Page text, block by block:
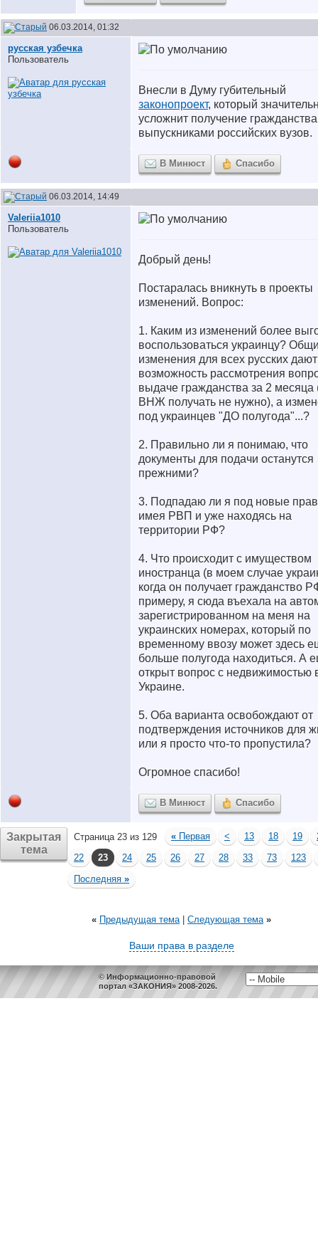
06.03.2014, 01:32
русская узбечка
Пользователь
Внесли в Думу губительный
законопроект, который
усложнит получение
выпускниками российских вузов.
В Минюст Спасибо
06.03.2014, 14:49
Valeriia1010
Пользователь
Добрый день!
Постаралась вникнуть в проекты
изменений. Вопрос:
1. Каким из изменений более
воспользоваться украинцу?
изменения для всех русских дают
возможность рассмотрения
выдаче гражданства за 2 месяца
ВНЖ получать не нужно), а
под украинцев "ДО полугода"...?
2. Правильно ли я понимаю, что
документы для подачи останутся
прежними?
3. Подпадаю ли я под новые
имея РВП и уже находясь на
территории РФ?
4. Что происходит с имуществом
иностранца (в моем случае
когда он получает гражданство
примеру, я сюда въехала на
зарегистрированном на меня на
украинских номерах, который по
временному ввозу может здесь
больше полугода находиться. А
открыт вопрос с недвижимостью
Украине.
5. Оба варианта освобождают от
подтверждения источников для
или я просто что-то пропустила?
Огромное спасибо!
В Минюст Спасибо
Закрытая
тема
Страница 23 из 129 « Первая < 13 18 19
22
23 24 25 26 27 28 33 73
123
Последняя »
« Предыдущая тема| Следующая тема »
Ваши права в разделе
© Информационно-правовой
портал «ЗАКОНИЯ» 2008-2026.